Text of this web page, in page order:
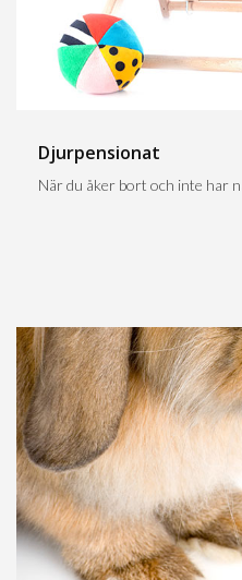
Djurpensionat
När du åker bort och inte har